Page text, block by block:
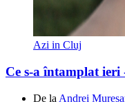
Azi in Cluj
Ce s-a întamplat
De la Andrei